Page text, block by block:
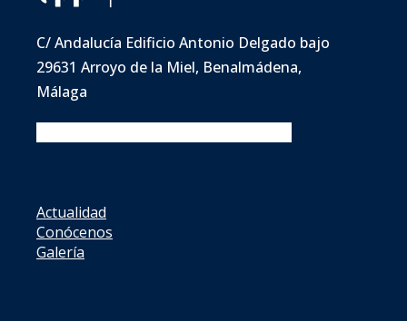
C/ Andalucía Edificio Antonio Delgado bajo
29631 Arroyo de la Miel, Benalmádena,
Málaga
Actualidad
Conócenos
Galería